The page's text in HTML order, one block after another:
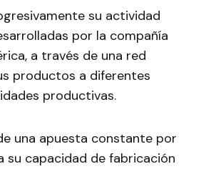
su actividad
por la compañía
a través de una red
productos a diferentes
productivas.
una apuesta constante por
su capacidad de fabricación